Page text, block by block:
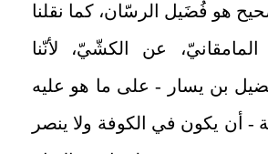
هو فُضَيل الرسّان، كما نقلنا
عن الكشّيّ، لأنّنا
بن يسار - على ما هو عليه
- أن يكون في الكوفة ولا ينصر